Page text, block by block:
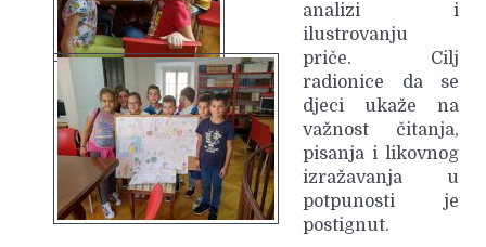
analizi i
ilustrovanju
priče. Cilj
radionice da se
djeci ukaže na
važnost čitanja,
pisanja i likovnog
izražavanja u
potpunosti je
postignut.